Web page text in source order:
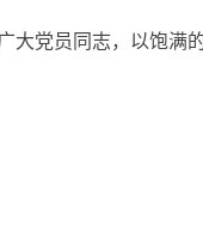
大党员同志，以饱满